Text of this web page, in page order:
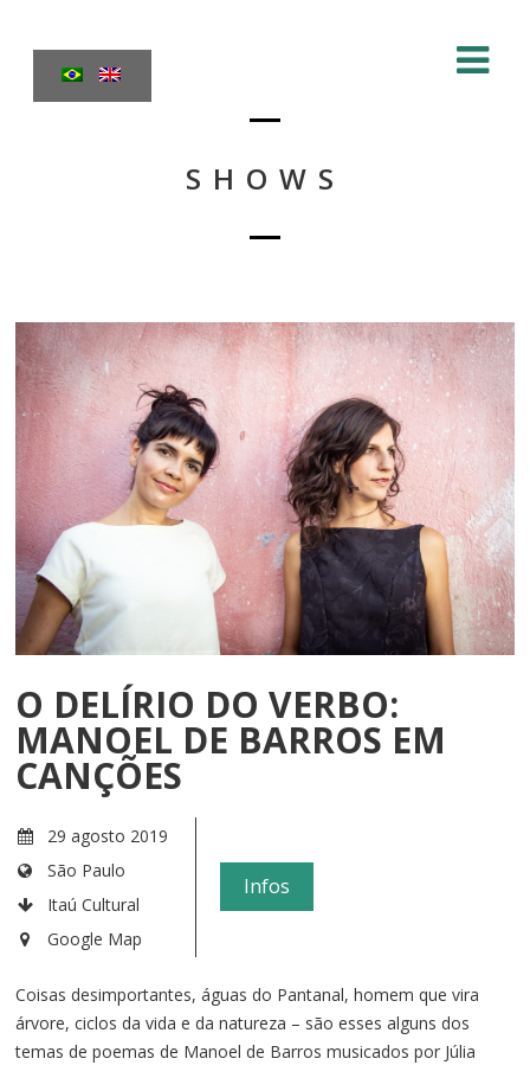
SHOWS
O DELÍRIO DO VERBO:
MANOEL DE BARROS EM
CANÇÕES
29 agosto 2019
São Paulo
Itaú Cultural
Google Map
Infos
Coisas desimportantes, águas do Pantanal, homem que vira
árvore, ciclos da vida e da natureza – são esses alguns dos
temas de poemas de Manoel de Barros musicados por Júlia